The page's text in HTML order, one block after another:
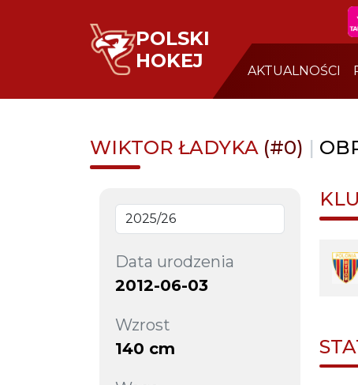
POLSKI
HOKEJ
AKTUALNOŚCI
WIKTOR ŁADYKA (#0) |
Data urodzenia
2012-06-03
Wzrost
140 cm